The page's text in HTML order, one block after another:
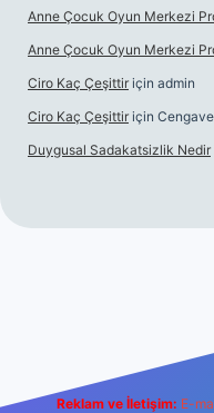
Anne Çocuk Oyun Merkezi
Anne Çocuk Oyun Merkezi
Ciro Kaç Çeşittir için admin
Ciro Kaç Çeşittir için
Duygusal Sadakatsizlik Nedir
Reklam ve İletişim: E-